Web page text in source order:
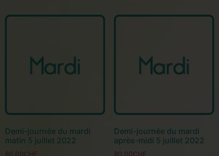
Demi-journée du mardi
matin 5 juillet 2022
80.00CHF
Demi-journée du mardi
après-midi 5 juillet 2022
80.00CHF